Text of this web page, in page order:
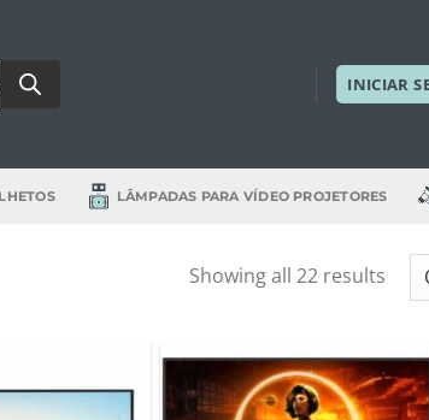
INICIAR
LÂMPADAS PARA VÍDEO PROJETORES
Showing all 22 results